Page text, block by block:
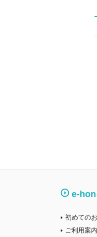
e-hon
初めての
ご利用案内